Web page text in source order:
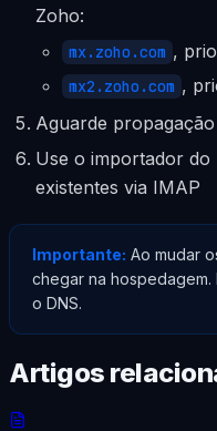
Zoho:
mx.zoho.com ,
mx2.zoho.com ,
Aguarde
Use o importador
existentes via IMAP
Importante: Ao mudar
chegar na hospedagem.
o DNS.
Artigos